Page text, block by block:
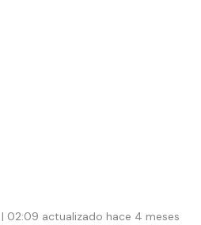
02:09 actualizado hace 4 meses